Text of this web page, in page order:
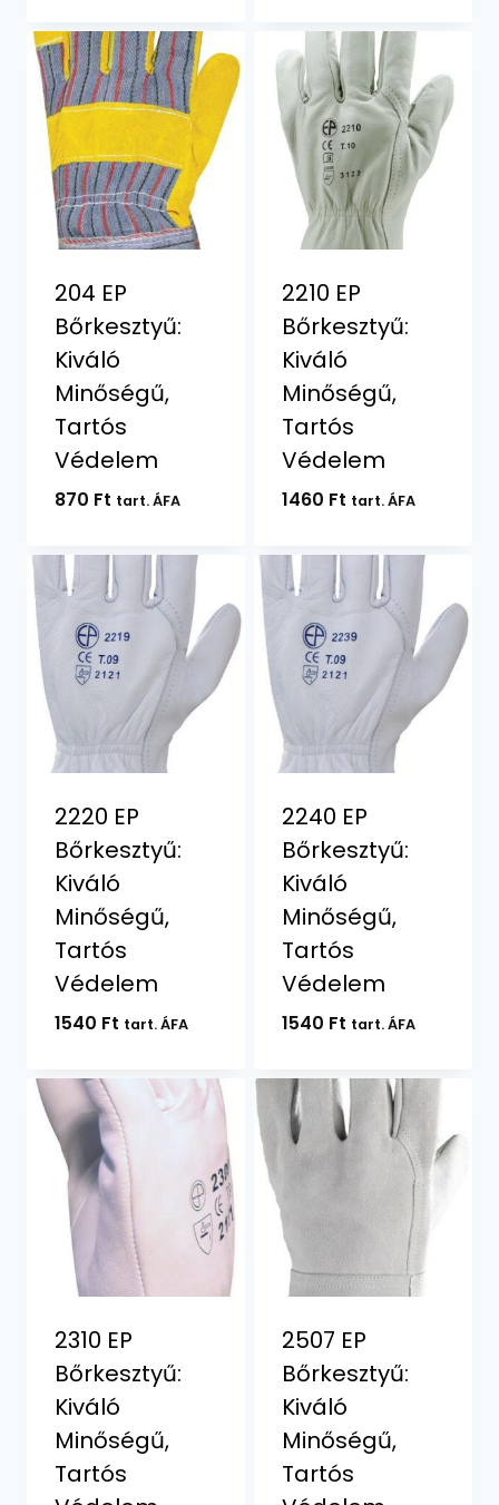
204 EP
Bőrkesztyű:
Kiváló
Minőségű,
Tartós
Védelem
870 Ft tart. ÁFA
2210 EP
Bőrkesztyű:
Kiváló
Minőségű,
Tartós
Védelem
1460 Ft tart. ÁFA
2220 EP
Bőrkesztyű:
Kiváló
Minőségű,
Tartós
Védelem
1540 Ft tart. ÁFA
2240 EP
Bőrkesztyű:
Kiváló
Minőségű,
Tartós
Védelem
1540 Ft tart. ÁFA
2310 EP
Bőrkesztyű:
Kiváló
Minőségű,
Tartós
2507 EP
Bőrkesztyű:
Kiváló
Minőségű,
Tartós